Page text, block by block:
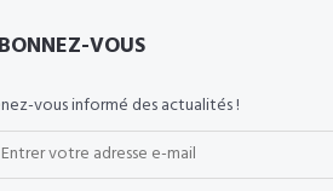
VOUS
vous informé des actualités !